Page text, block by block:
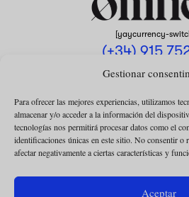
Gestionar
Para ofrecer las mejores experiencias, utilizamos
almacenar y/o acceder a la información del
tecnologías nos permitirá procesar datos como el
identificaciones únicas en este sitio. No consentir o
afectar negativamente a ciertas características y
Aceptar
[yaycurrency-
(+34) 915
POLÍTICA DE